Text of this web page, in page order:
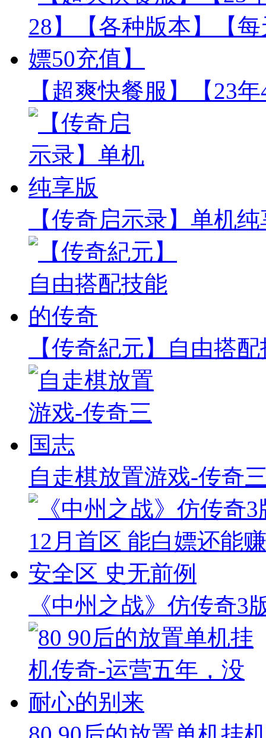
【超爽快餐服】【23
【传奇启示录】单机
【传奇紀元】自由搭
自走棋放置游戏-传奇
《中州之战》仿传奇3